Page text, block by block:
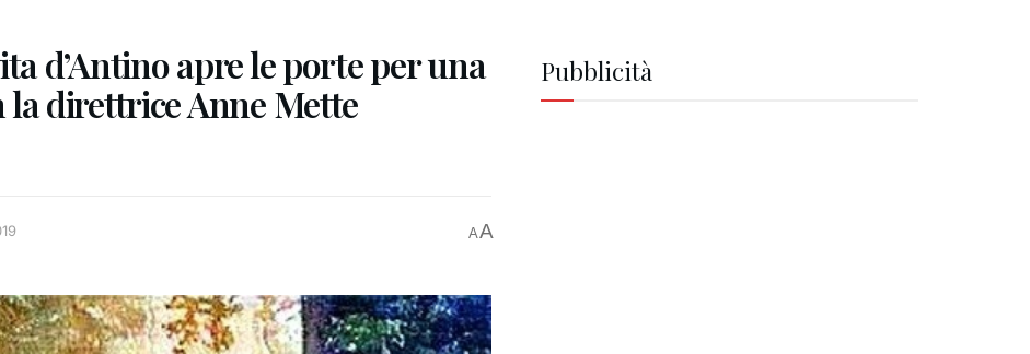
d’Antino apre le porte per una
direttrice Anne Mette
AA
Pubblicità